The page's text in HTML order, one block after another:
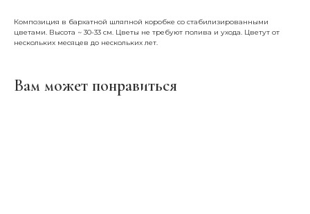
Композиция в бархатной шляпной коробке со стабилизированными
цветами. Высота ~ 30-33 см. Цветы не требуют полива и ухода. Цветут от
нескольких месяцев до нескольких лет.
Вам может понравиться